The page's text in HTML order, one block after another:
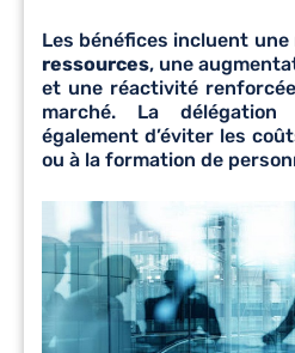
Les bénéfices incluent une
ressources, une
et une réactivité
marché. La
également d’éviter les
ou à la formation de